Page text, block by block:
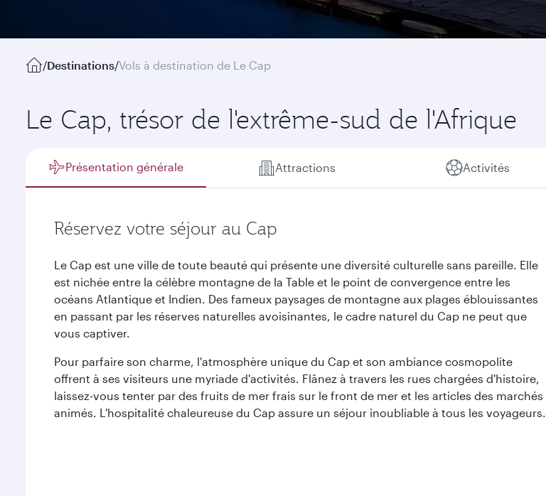
/Destinations/Vols à destination de Le Cap
Le Cap, trésor de l'extrême-sud de l'Afrique
Présentation générale Attractions Activités
Réservez votre séjour au Cap
Le Cap est une ville de toute beauté qui présente une diversité culturelle sans pareille. Elle
est nichée entre la célèbre montagne de la Table et le point de convergence entre les
océans Atlantique et Indien. Des fameux paysages de montagne aux plages éblouissantes
en passant par les réserves naturelles avoisinantes, le cadre naturel du Cap ne peut que
vous captiver.
Pour parfaire son charme, l'atmosphère unique du Cap et son ambiance cosmopolite
offrent à ses visiteurs une myriade d'activités. Flânez à travers les rues chargées d'histoire,
laissez-vous tenter par des fruits de mer frais sur le front de mer et les articles des marchés
animés. L'hospitalité chaleureuse du Cap assure un séjour inoubliable à tous les voyageurs.